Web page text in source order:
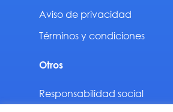
Aviso de privacidad
Términos y condiciones
Otros
Responsabilidad social